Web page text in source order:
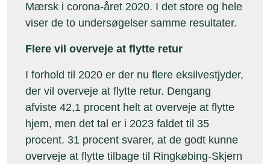
Mærsk i corona-året 2020. I det store og hele
viser de to undersøgelser samme resultater.
Flere vil overveje at flytte retur
I forhold til 2020 er der nu flere eksilvestjyder,
der vil overveje at flytte retur. Dengang
afviste 42,1 procent helt at overveje at flytte
hjem, men det tal er i 2023 faldet til 35
procent. 31 procent svarer, at de godt kunne
overveje at flytte tilbage til Ringkøbing-Skjern